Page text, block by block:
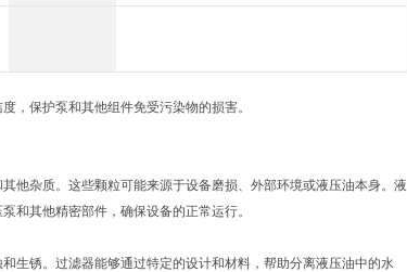
保护泵和其他组件免受污染物的损害。
杂质。这些颗粒可能来源于设备磨损、外部环境或液压油本身。液
和其他精密部件，确保设备的正常运行。
锈。过滤器能够通过特定的设计和材料，帮助分离液压油中的水